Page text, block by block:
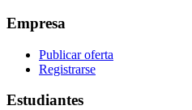
Empresa
Publicar oferta
Registrarse
Estudiantes